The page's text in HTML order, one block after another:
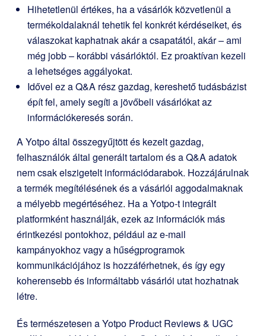
Hihetetlenül értékes, ha a vásárlók közvetlenül a
termékoldalaknál tehetik fel konkrét kérdéseiket, és
válaszokat kaphatnak akár a csapatától, akár – ami
még jobb – korábbi vásárlóktól. Ez proaktívan kezeli
a lehetséges aggályokat.
Idővel ez a Q&A rész gazdag, kereshető tudásbázist
épít fel, amely segíti a jövőbeli vásárlókat az
információkeresés során.
A Yotpo által összegyűjtött és kezelt gazdag,
felhasználók által generált tartalom és a Q&A adatok
nem csak elszigetelt információdarabok. Hozzájárulnak
a termék megítélésének és a vásárlói aggodalmaknak
a mélyebb megértéséhez. Ha a Yotpo-t integrált
platformként használják, ezek az információk más
érintkezési pontokhoz, például az e-mail
kampányokhoz vagy a hűségprogramok
kommunikációjához is hozzáférhetnek, és így egy
koherensebb és informáltabb vásárlói utat hozhatnak
létre.
És természetesen a Yotpo Product Reviews & UGC